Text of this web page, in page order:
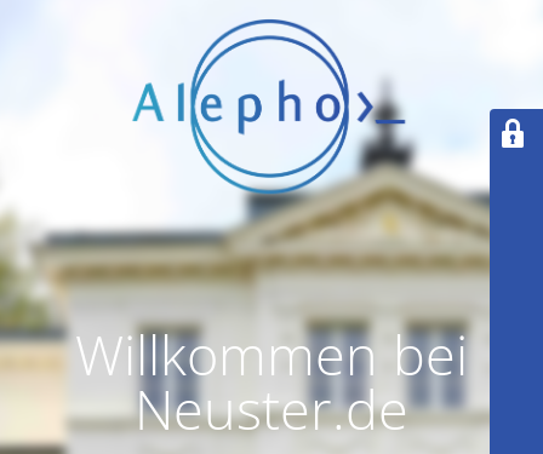
Willkommen bei
Neuster.de